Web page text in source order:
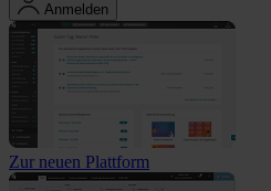
Anmelden
Zur neuen Plattform